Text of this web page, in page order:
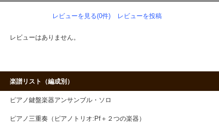
レビューを見る(0件) レビューを投稿
レビューはありません。
楽譜リスト（編成別）
ピアノ鍵盤楽器アンサンブル・ソロ
ピアノ三重奏（ピアノトリオ:Pf＋２つの楽器）